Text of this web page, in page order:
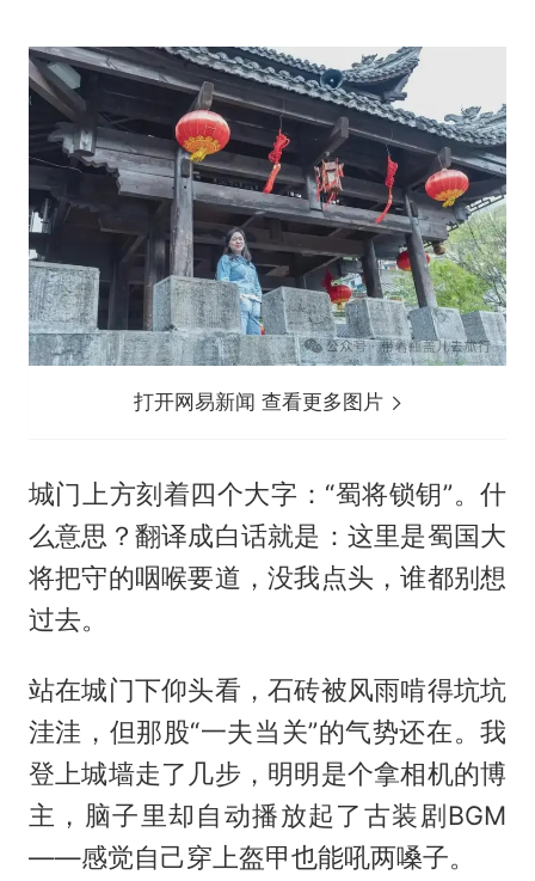
打开网易新闻 查看更多图片
城门上方刻着四个大字：“蜀将锁钥”。什
么意思？翻译成白话就是：这里是蜀国大
将把守的咽喉要道，没我点头，谁都别想
过去。
站在城门下仰头看，石砖被风雨啃得坑坑
洼洼，但那股“一夫当关”的气势还在。我
登上城墙走了几步，明明是个拿相机的博
主，脑子里却自动播放起了古装剧BGM
——感觉自己穿上盔甲也能吼两嗓子。